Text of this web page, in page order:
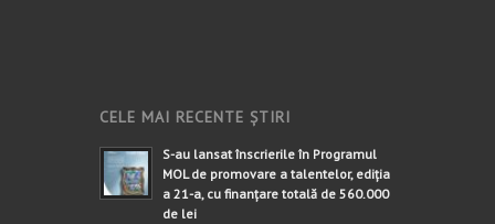
CELE MAI RECENTE ȘTIRI
S-au lansat înscrierile în Programul
MOL de promovare a talentelor, ediția
a 21-a, cu finanțare totală de 560.000
de lei